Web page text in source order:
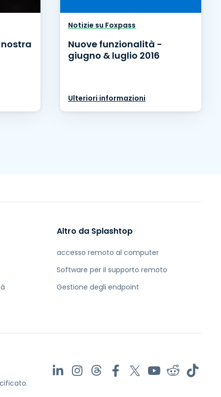
nostra
Notizie su Foxpass
Nuove funzionalità -
giugno & luglio 2016
Ulteriori informazioni
Altro da Splashtop
accesso remoto al computer
Software per il supporto remoto
Gestione degli endpoint